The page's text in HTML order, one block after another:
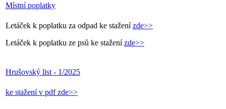
Místní poplatky
Letáček k poplatku za odpad ke staženízde>>
Letáček k poplatku ze psů ke staženízde>>
Hrušovský list - 1/2025
ke stažení v pdf zde>>